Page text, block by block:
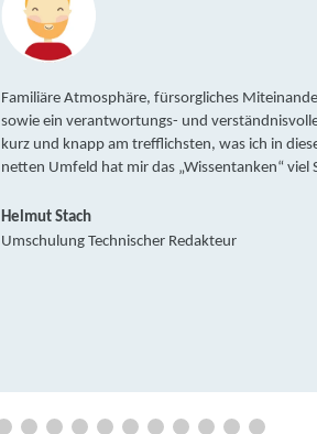
Familiäre Atmosphäre, fürsorgliches
sowie ein verantwortungs- und
kurz und knapp am trefflichsten, was ich in
netten Umfeld hat mir das „Wissentanken“ viel
Helmut Stach
Umschulung Technischer Redakteur